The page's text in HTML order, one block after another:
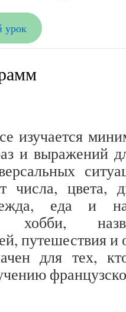
урок
изучается
и выражений
числа, цвета,
еда и
хобби,
путешествия и
для тех,